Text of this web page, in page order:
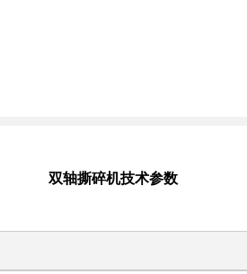
双轴撕碎机技术参数